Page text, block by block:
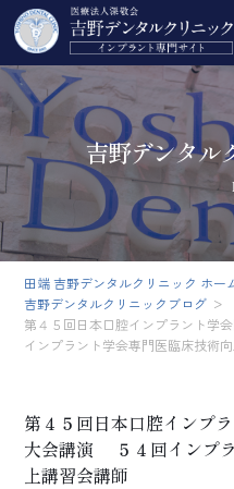
吉野デンタル
田端 吉野デンタルクリニック ホー
吉野デンタルクリニックブログ
第４５回日本口腔インプラント学
インプラント学会専門医臨床技術
第４５回日本口腔インプ
大会講演 ５４回インプ
上講習会講師